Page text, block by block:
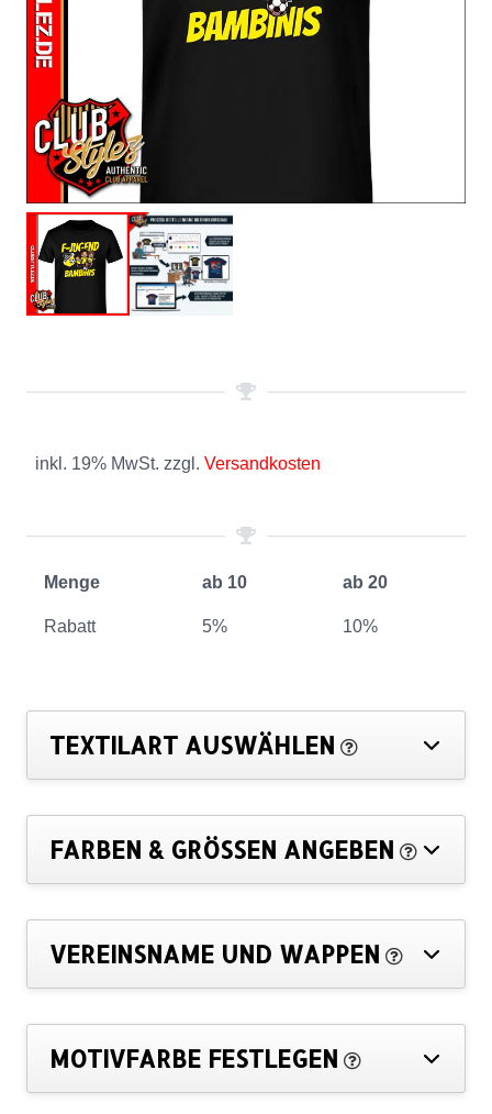
inkl. 19% MwSt. zzgl. Versandkosten
Menge ab 10 ab 20
Rabatt 5% 10%
TEXTILART AUSWÄHLEN
FARBEN & GRÖSSEN ANGEBEN
VEREINSNAME UND WAPPEN
MOTIVFARBE FESTLEGEN